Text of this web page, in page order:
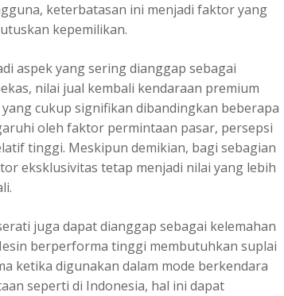
keterbatasan ini menjadi faktor yang
kepemilikan.
aspek yang sering dianggap sebagai
nilai jual kembali kendaraan premium
cukup signifikan dibandingkan beberapa
oleh faktor permintaan pasar, persepsi
tinggi. Meskipun demikian, bagi sebagian
eksklusivitas tetap menjadi nilai yang lebih
juga dapat dianggap sebagai kelemahan
berperforma tinggi membutuhkan suplai
ketika digunakan dalam mode berkendara
seperti di Indonesia, hal ini dapat